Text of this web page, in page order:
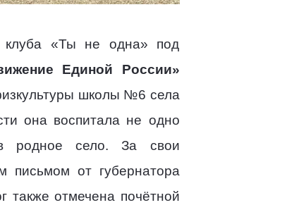
клуба «Ты не одна» под
Единой России»
школы №6 села
она воспитала не одно
в родное село. За свои
письмом от губернатора
также отмечена почётной